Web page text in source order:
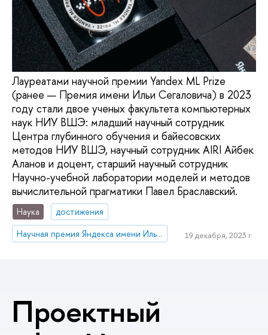
Лауреатами научной премии Yandex ML Prize
(ранее — Премия имени Ильи Сегаловича) в 2023
году стали двое ученых факультета компьютерных
наук НИУ ВШЭ: младший научный сотрудник
Центра глубинного обучения и байесовских
методов НИУ ВШЭ, научный сотрудник AIRI Айбек
Аланов и доцент, старший научный сотрудник
Научно-учебной лаборатории моделей и методов
вычислительной прагматики Павел Браславский.
Наука
достижения
Научная премия Яндекса имени Ильи Сегаловича
19 декабря, 2023 г.
Проектный